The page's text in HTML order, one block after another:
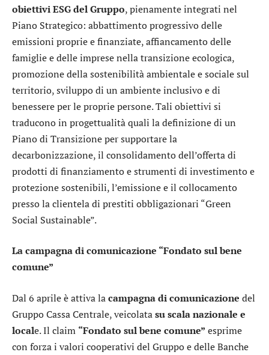
obiettivi ESG del Gruppo, pienamente integrati nel
Piano Strategico: abbattimento progressivo delle
emissioni proprie e finanziate, affiancamento delle
famiglie e delle imprese nella transizione ecologica,
promozione della sostenibilità ambientale e sociale sul
territorio, sviluppo di un ambiente inclusivo e di
benessere per le proprie persone. Tali obiettivi si
traducono in progettualità quali la definizione di un
Piano di Transizione per supportare la
decarbonizzazione, il consolidamento dell’offerta di
prodotti di finanziamento e strumenti di investimento e
protezione sostenibili, l’emissione e il collocamento
presso la clientela di prestiti obbligazionari “Green
Social Sustainable”.
La campagna di comunicazione “Fondato sul bene
comune”
Dal 6 aprile è attiva lacampagna di comunicazione del
Gruppo Cassa Centrale, veicolatasu scala nazionale e
locale. Il claim “Fondato sul bene comune” esprime
con forza i valori cooperativi del Gruppo e delle Banche